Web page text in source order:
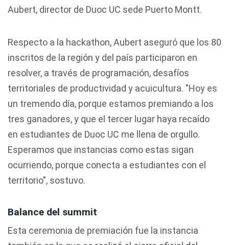
Aubert, director de Duoc UC sede Puerto Montt.
Respecto a la hackathon, Aubert aseguró que los 80
inscritos de la región y del país participaron en
resolver, a través de programación, desafíos
territoriales de productividad y acuicultura. "Hoy es
un tremendo día, porque estamos premiando a los
tres ganadores, y que el tercer lugar haya recaído
en estudiantes de Duoc UC me llena de orgullo.
Esperamos que instancias como estas sigan
ocurriendo, porque conecta a estudiantes con el
territorio", sostuvo.
Balance del summit
Esta ceremonia de premiación fue la instancia